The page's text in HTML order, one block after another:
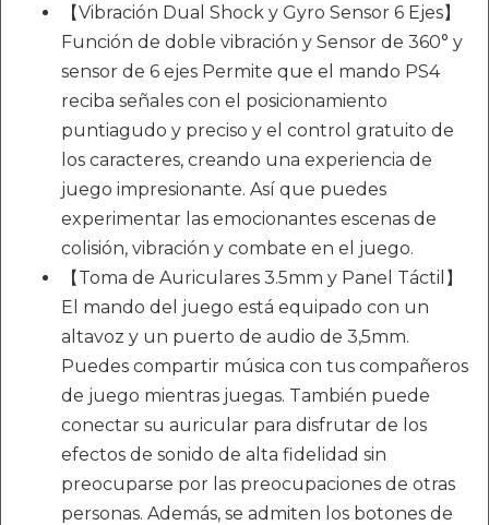
【Vibración Dual Shock y Gyro Sensor 6 Ejes】
Función de doble vibración y Sensor de 360° y
sensor de 6 ejes Permite que el mando PS4
reciba señales con el posicionamiento
puntiagudo y preciso y el control gratuito de
los caracteres, creando una experiencia de
juego impresionante. Así que puedes
experimentar las emocionantes escenas de
colisión, vibración y combate en el juego.
【Toma de Auriculares 3.5mm y Panel Táctil】
El mando del juego está equipado con un
altavoz y un puerto de audio de 3,5mm.
Puedes compartir música con tus compañeros
de juego mientras juegas. También puede
conectar su auricular para disfrutar de los
efectos de sonido de alta fidelidad sin
preocuparse por las preocupaciones de otras
personas. Además, se admiten los botones de